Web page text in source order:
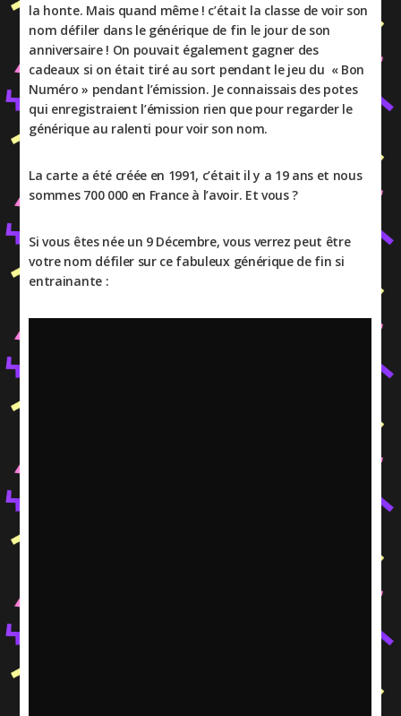
la honte. Mais quand même ! c’était la classe de voir son
nom défiler dans le générique de fin le jour de son
anniversaire ! On pouvait également gagner des
cadeaux si on était tiré au sort pendant le jeu du « Bon
Numéro » pendant l’émission. Je connaissais des potes
qui enregistraient l’émission rien que pour regarder le
générique au ralenti pour voir son nom.
La carte a été créée en 1991, c’était il y a 19 ans et nous
sommes 700 000 en France à l’avoir. Et vous ?
Si vous êtes née un 9 Décembre, vous verrez peut être
votre nom défiler sur ce fabuleux générique de fin si
entrainante :